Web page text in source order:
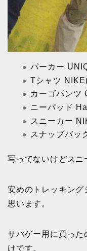
パーカー
Tシャツ
カーゴパンツ
ニーパッド
スニーカー
スナップバッ
写ってないけどスニ
安めのトレッキング
思います。
サバゲー用に買った
けです。